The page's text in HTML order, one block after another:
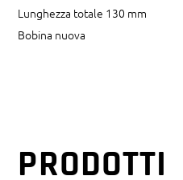
Lunghezza totale 130 mm
Bobina nuova
PRODOTTI